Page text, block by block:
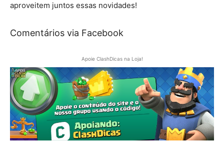
aproveitem juntos essas novidades!
Comentários via Facebook
Apoie ClashDicas na Loja!